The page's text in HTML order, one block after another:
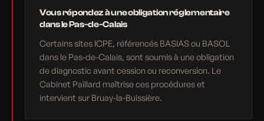
Vous répondez à une obligation réglementaire
dans le Pas-de-Calais
Certains sites ICPE, référencés BASIAS ou BASOL
dans le Pas-de-Calais, sont soumis à une obligation
de diagnostic avant cession ou reconversion. Le
Cabinet Paillard maîtrise ces procédures et
intervient sur Bruay-la-Buissière.